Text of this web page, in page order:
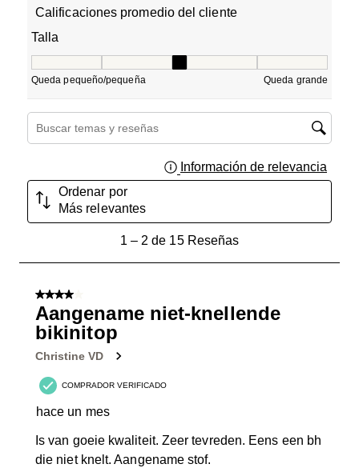
Calificaciones promedio del cliente
Talla
Queda pequeño/pequeña Queda grande
Región de búsqueda de temas y reseñas
Información de relevancia
Ordenar por
Más relevantes
Reseñas.
1– 2 de 15 Reseñas
4 de 5 estrellas.
Aangename niet-knellende
bikinitop
Christine VD
COMPRADOR VERIFICADO
hace un mes
Is van goeie kwaliteit. Zeer tevreden. Eens een bh
die niet knelt. Aangename stof.